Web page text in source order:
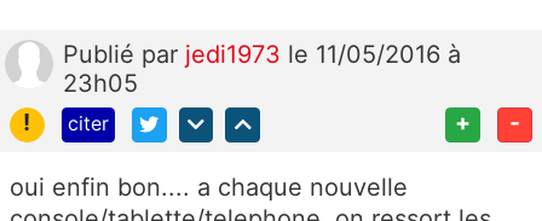
Publié par jedi1973 le 11/05/2016 à
23h05
!
citer + -
oui enfin bon.... a chaque nouvelle